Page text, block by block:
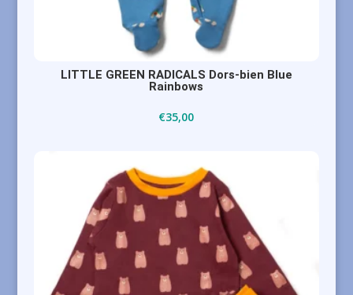
LITTLE GREEN RADICALS Dors-bien Blue
Rainbows
€35,00